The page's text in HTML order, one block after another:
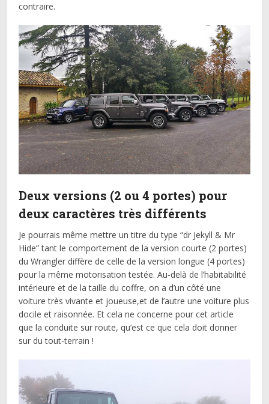
contraire.
Deux versions (2 ou 4 portes) pour
deux caractères très différents
Je pourrais même mettre un titre du type “dr Jekyll & Mr
Hide” tant le comportement de la version courte (2 portes)
du Wrangler diffère de celle de la version longue (4 portes)
pour la même motorisation testée. Au-delà de l’habitabilité
intérieure et de la taille du coffre, on a d’un côté une
voiture très vivante et joueuse,et de l’autre une voiture plus
docile et raisonnée. Et cela ne concerne pour cet article
que la conduite sur route, qu’est ce que cela doit donner
sur du tout-terrain !